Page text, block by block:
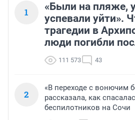
1
«Были на пляже,
успевали уйти».
трагедии в
люди погибли
111 573 43
2
«В переходе с вонючим
рассказала, как
беспилотников на Сочи